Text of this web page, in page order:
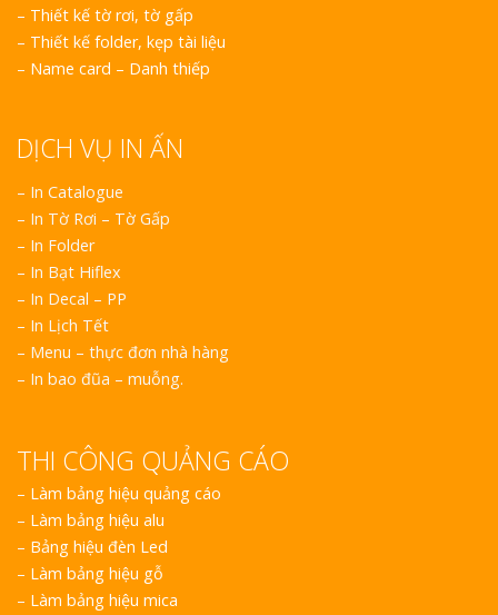
– Thiết kế tờ rơi, tờ gấp
– Thiết kế folder, kẹp tài liệu
– Name card – Danh thiếp
DỊCH VỤ IN ẤN
– In Catalogue
– In Tờ Rơi – Tờ Gấp
– In Folder
– In Bạt Hiflex
– In Decal – PP
– In Lịch Tết
– Menu – thực đơn nhà hàng
– In bao đũa – muỗng.
THI CÔNG QUẢNG CÁO
– Làm bảng hiệu quảng cáo
– Làm bảng hiệu alu
– Bảng hiệu đèn Led
– Làm bảng hiệu gỗ
– Làm bảng hiệu mica